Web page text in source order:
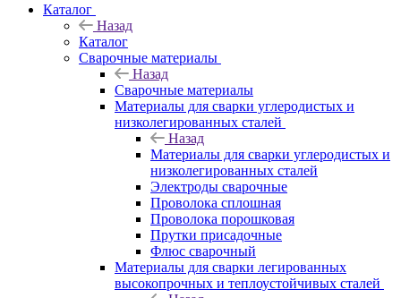
Каталог
Назад
Каталог
Сварочные материалы
Назад
Сварочные материалы
Материалы для сварки углеродистых и
низколегированных сталей
Назад
Материалы для сварки углеродистых и
низколегированных сталей
Электроды сварочные
Проволока сплошная
Проволока порошковая
Прутки присадочные
Флюс сварочный
Материалы для сварки легированных
высокопрочных и теплоустойчивых сталей